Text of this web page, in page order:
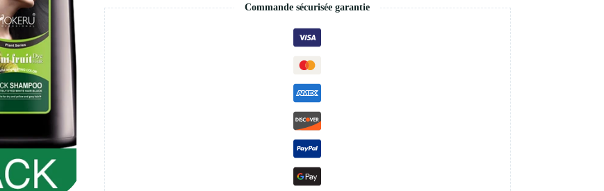
Commande sécurisée garantie